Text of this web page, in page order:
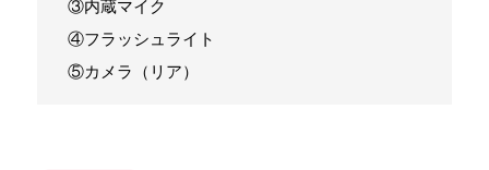
③内蔵マイク
④フラッシュライト
⑤カメラ（リア）